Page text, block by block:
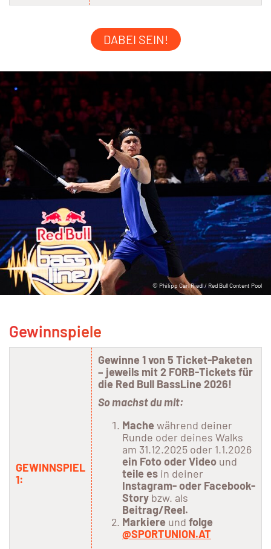
DABEI SEIN!
© Philipp Carl Riedl / Red Bull Content Pool
Gewinnspiele
GEWINNSPIEL
1:
Gewinne 1 von 5 Ticket-Paketen
– jeweils mit 2 FORB-Tickets für
die Red Bull BassLine 2026!
So machst du mit:
Mache während deiner
Runde oder deines Walks
am 31.12.2025 oder 1.1.2026
ein Foto oder Video und
teile es in deiner
Instagram- oder Facebook-
Story bzw. als
Beitrag/Reel.
Markiere und folge
@SPORTUNION.AT